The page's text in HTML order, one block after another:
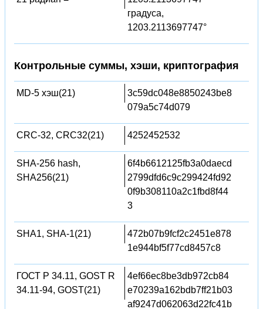
градуса,
1203.2113697747°
Контрольные суммы, хэши, криптография
MD-5 хэш(21)
3c59dc048e8850243be8
079a5c74d079
CRC-32, CRC32(21) 4252452532
SHA-256 hash,
SHA256(21)
6f4b6612125fb3a0daecd
2799dfd6c9c299424fd92
0f9b308110a2c1fbd8f44
3
SHA1, SHA-1(21)
472b07b9fcf2c2451e878
1e944bf5f77cd8457c8
ГОСТ Р 34.11, GOST R
34.11-94, GOST(21)
4ef66ec8be3db972cb84
e70239a162bdb7ff21b03
af9247d062063d22fc41b